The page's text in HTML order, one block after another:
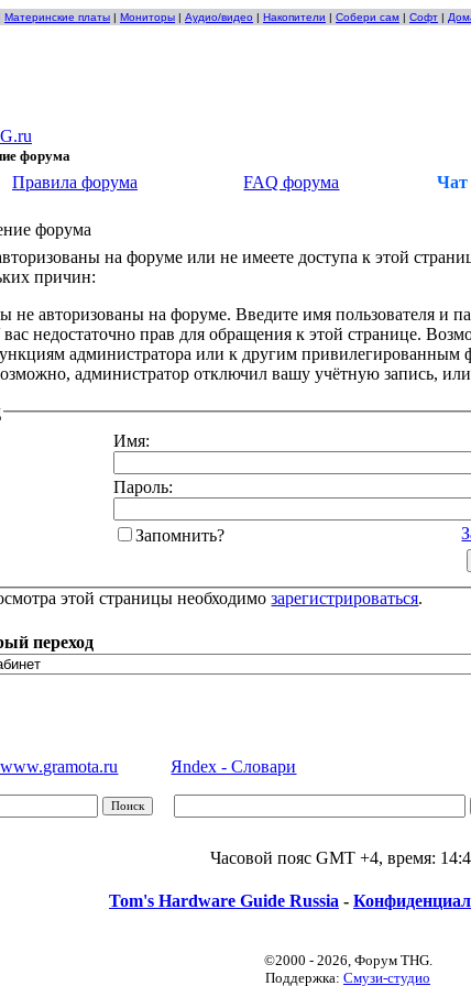
Материнские платы | Мониторы | Аудио/видео | Накопители | Собери сам | Софт |
форума
Правила форума FAQ форума Чат
форума
на форуме или не имеете доступа к этой
причин:
не авторизованы на форуме. Введите имя пользователя и
недостаточно прав для обращения к этой странице.
администратора или к другим привилегированным
администратор отключил вашу учётную запись,
Имя:
Пароль:
Запомнить?
этой страницы необходимозарегистрироваться.
переход
Яndex - Словари
Часовой пояс GMT +4, время:
Tom's Hardware Guide Russia -
©2000 - 2026, Форум THG.
Поддержка: Смузи-студио